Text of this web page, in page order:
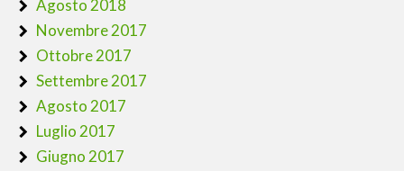
Agosto 2018
Novembre 2017
Ottobre 2017
Settembre 2017
Agosto 2017
Luglio 2017
Giugno 2017